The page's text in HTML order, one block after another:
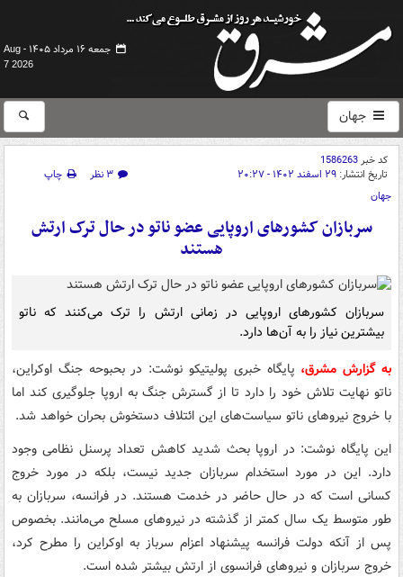
جمعه ۱۶ مرداد ۱۴۰۵ -
Aug
7 2026
جهان
کد خبر1586263
تاریخ انتشار: ۲۹ اسفند ۱۴۰۲ - ۲۰:۲۷ ۳ نظر
چاپ
جهان
سربازان کشورهای اروپایی عضو ناتو در حال ترک ارتش
هستند
سربازان کشورهای اروپایی در زمانی ارتش را ترک می‌کنند که ناتو
بیشترین نیاز را به آن‌ها دارد.
به گزارش مشرق، پایگاه خبری پولیتیکو نوشت: در بحبوحه جنگ اوکراین،
ناتو نهایت تلاش خود را دارد تا از گسترش جنگ به اروپا جلوگیری کند اما
با خروج نیروهای ناتو سیاست‌های این ائتلاف دستخوش بحران خواهد شد.
این پایگاه نوشت: در اروپا بحث شدید کاهش تعداد پرسنل نظامی وجود
دارد. این در مورد استخدام سربازان جدید نیست، بلکه در مورد خروج
کسانی است که در حال حاضر در خدمت هستند. در فرانسه، سربازان به
طور متوسط یک سال کمتر از گذشته در نیروهای مسلح می‌مانند. بخصوص
پس از آنکه دولت فرانسه پیشنهاد اعزام سرباز به اوکراین را مطرح کرد،
خروج سربازان و نیروهای فرانسوی از ارتش بیشتر شده است.